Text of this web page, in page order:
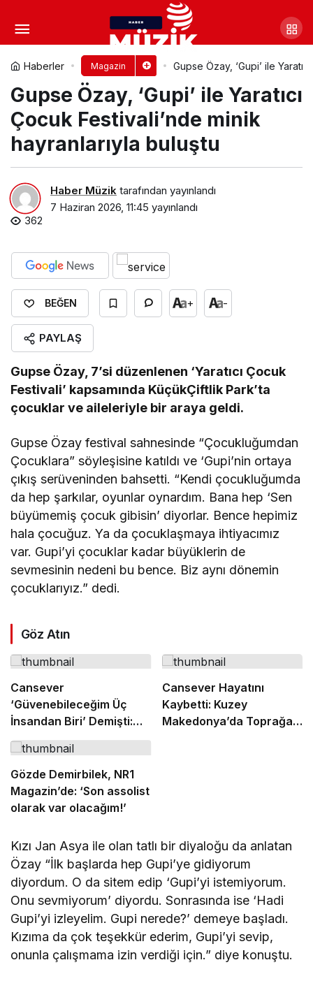
Haberler Magazin Gupse Özay, ‘Gupi’ ile
Gupse Özay, ‘Gupi’ ile Yaratıcı
Çocuk Festivali’nde minik
hayranlarıyla buluştu
Haber Müzik tarafından yayınlandı
7 Haziran 2026, 11:45 yayınlandı
362
BEĞEN + -
PAYLAŞ
Gupse Özay, 7’si düzenlenen ‘Yaratıcı Çocuk
Festivali’ kapsamında KüçükÇiftlik Park’ta
çocuklar ve aileleriyle bir araya geldi.
Gupse Özay festival sahnesinde “Çocukluğumdan
Çocuklara” söyleşisine katıldı ve ‘Gupi’nin ortaya
çıkış serüveninden bahsetti. “Kendi çocukluğumda
da hep şarkılar, oyunlar oynardım. Bana hep ‘Sen
büyümemiş çocuk gibisin’ diyorlar. Bence hepimiz
hala çocuğuz. Ya da çocuklaşmaya ihtiyacımız
var. Gupi’yi çocuklar kadar büyüklerin de
sevmesinin nedeni bu bence. Biz aynı dönemin
çocuklarıyız.” dedi.
Göz Atın
Cansever
‘Güvenebileceğim Üç
İnsandan Biri’ Demişti:
Mahmut Görgen’den
Cansever’e Duygusal
Veda
Cansever Hayatını
Kaybetti: Kuzey
Makedonya’da Toprağa
Gözde Demirbilek, NR1
Magazin’de: ‘Son assolist
olarak var olacağım!’
Kızı Jan Asya ile olan tatlı bir diyaloğu da anlatan
Özay “İlk başlarda hep Gupi’ye gidiyorum
diyordum. O da sitem edip ‘Gupi’yi istemiyorum.
Onu sevmiyorum’ diyordu. Sonrasında ise ‘Hadi
Gupi’yi izleyelim. Gupi nerede?’ demeye başladı.
Kızıma da çok teşekkür ederim, Gupi’yi sevip,
onunla çalışmama izin verdiği için.” diye konuştu.
Yapay Zekaya Meydan Okudu:
‘Gelsin düğünlerde halay çeksin
bakalım’
Yorum Yap